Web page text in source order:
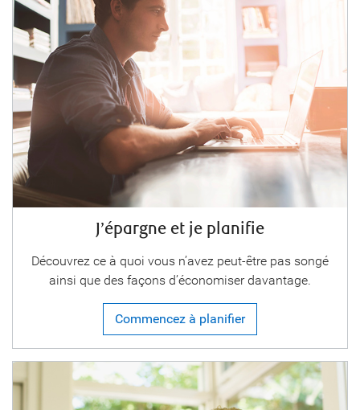
J’épargne et je planifie
Découvrez ce à quoi vous n’avez peut-être pas songé
ainsi que des façons d’économiser davantage.
Commencez à planifier